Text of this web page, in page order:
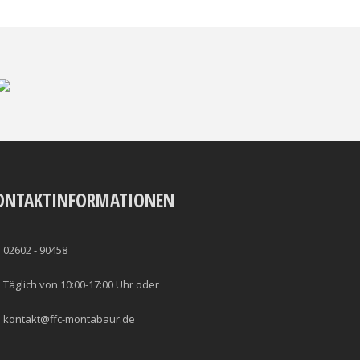
02602 - 90458
Täglich von 10:00-17:00 Uhr oder
kontakt@ffc-montabaur.de